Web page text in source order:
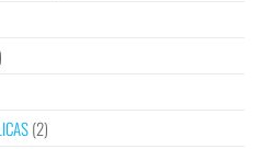
(2)